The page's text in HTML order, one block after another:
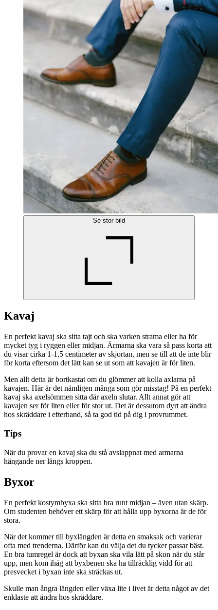
Se stor bild
Kavaj
En perfekt kavaj ska sitta tajt och ska varken strama eller ha för
mycket tyg i ryggen eller midjan. Ärmarna ska vara så pass korta att
du visar cirka 1-1,5 centimeter av skjortan, men se till att de inte blir
för korta eftersom det lätt kan se ut som att kavajen är för liten.
Men allt detta är bortkastat om du glömmer att kolla axlarna på
kavajen. Här är det nämligen många som gör misstag! På en perfekt
kavaj ska axelsömmen sitta där axeln slutar. Allt annat gör att
kavajen ser för liten eller för stor ut. Det är dessutom dyrt att ändra
hos skräddare i efterhand, så ta god tid på dig i provrummet.
Tips
När du provar en kavaj ska du stå avslappnat med armarna
hängande ner längs kroppen.
Byxor
En perfekt kostymbyxa ska sitta bra runt midjan – även utan skärp.
Om studenten behöver ett skärp för att hålla upp byxorna är de för
stora.
När det kommer till byxlängden är detta en smaksak och varierar
ofta med trenderna. Därför kan du välja det du tycker passar bäst.
En bra tumregel är dock att byxan ska vila lätt på skon när du står
upp, men kom ihåg att byxbenen ska ha tillräcklig vidd för att
presvecket i byxan inte ska sträckas ut.
Skulle man ångra längden eller växa lite i livet är detta något av det
enklaste att ändra hos skräddare.